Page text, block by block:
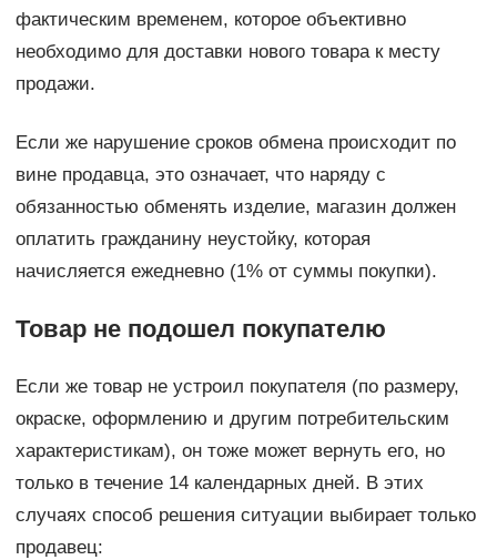
фактическим временем, которое объективно
необходимо для доставки нового товара к месту
продажи.
Если же нарушение сроков обмена происходит по
вине продавца, это означает, что наряду с
обязанностью обменять изделие, магазин должен
оплатить гражданину неустойку, которая
начисляется ежедневно (1% от суммы покупки).
Товар не подошел покупателю
Если же товар не устроил покупателя (по размеру,
окраске, оформлению и другим потребительским
характеристикам), он тоже может вернуть его, но
только в течение 14 календарных дней. В этих
случаях способ решения ситуации выбирает только
продавец: